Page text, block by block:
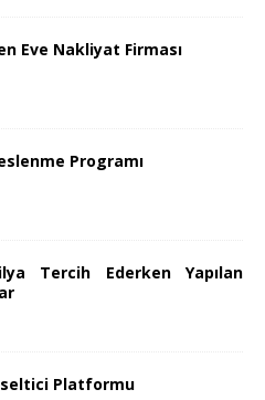
Eve Nakliyat Firması
Programı
Tercih Ederken Yapılan
Platformu